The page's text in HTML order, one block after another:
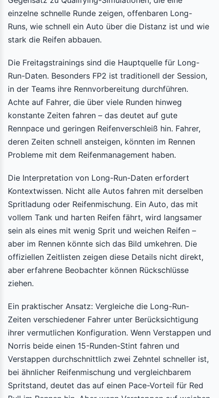
einzelne schnelle Runde zeigen, offenbaren Long-
Runs, wie schnell ein Auto über die Distanz ist und wie
stark die Reifen abbauen.
Die Freitagstrainings sind die Hauptquelle für Long-
Run-Daten. Besonders FP2 ist traditionell der Session,
in der Teams ihre Rennvorbereitung durchführen.
Achte auf Fahrer, die über viele Runden hinweg
konstante Zeiten fahren – das deutet auf gute
Rennpace und geringen Reifenverschleiß hin. Fahrer,
deren Zeiten schnell ansteigen, könnten im Rennen
Probleme mit dem Reifenmanagement haben.
Die Interpretation von Long-Run-Daten erfordert
Kontextwissen. Nicht alle Autos fahren mit derselben
Spritladung oder Reifenmischung. Ein Auto, das mit
vollem Tank und harten Reifen fährt, wird langsamer
sein als eines mit wenig Sprit und weichen Reifen –
aber im Rennen könnte sich das Bild umkehren. Die
offiziellen Zeitlisten zeigen diese Details nicht direkt,
aber erfahrene Beobachter können Rückschlüsse
ziehen.
Ein praktischer Ansatz: Vergleiche die Long-Run-
Zeiten verschiedener Fahrer unter Berücksichtigung
ihrer vermutlichen Konfiguration. Wenn Verstappen und
Norris beide einen 15-Runden-Stint fahren und
Verstappen durchschnittlich zwei Zehntel schneller ist,
bei ähnlicher Reifenmischung und vergleichbarem
Spritstand, deutet das auf einen Pace-Vorteil für Red